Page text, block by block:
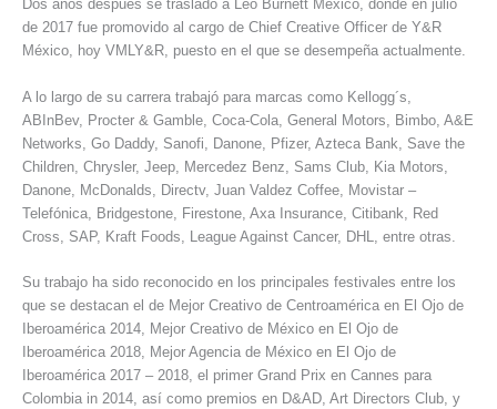
Dos años después se trasladó a Leo Burnett México, donde en julio
de 2017 fue promovido al cargo de Chief Creative Officer de Y&R
México, hoy VMLY&R, puesto en el que se desempeña actualmente.
A lo largo de su carrera trabajó para marcas como Kellogg´s,
ABInBev, Procter & Gamble, Coca-Cola, General Motors, Bimbo, A&E
Networks, Go Daddy, Sanofi, Danone, Pfizer, Azteca Bank, Save the
Children, Chrysler, Jeep, Mercedez Benz, Sams Club, Kia Motors,
Danone, McDonalds, Directv, Juan Valdez Coffee, Movistar –
Telefónica, Bridgestone, Firestone, Axa Insurance, Citibank, Red
Cross, SAP, Kraft Foods, League Against Cancer, DHL, entre otras.
Su trabajo ha sido reconocido en los principales festivales entre los
que se destacan el de Mejor Creativo de Centroamérica en El Ojo de
Iberoamérica 2014, Mejor Creativo de México en El Ojo de
Iberoamérica 2018, Mejor Agencia de México en El Ojo de
Iberoamérica 2017 – 2018, el primer Grand Prix en Cannes para
Colombia in 2014, así como premios en D&AD, Art Directors Club, y